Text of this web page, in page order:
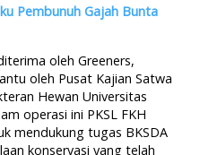
Pembunuh Gajah Bunta
oleh Greeners,
oleh Pusat Kajian Satwa
Hewan Universitas
operasi ini PKSL FKH
mendukung tugas BKSDA
konservasi yang telah